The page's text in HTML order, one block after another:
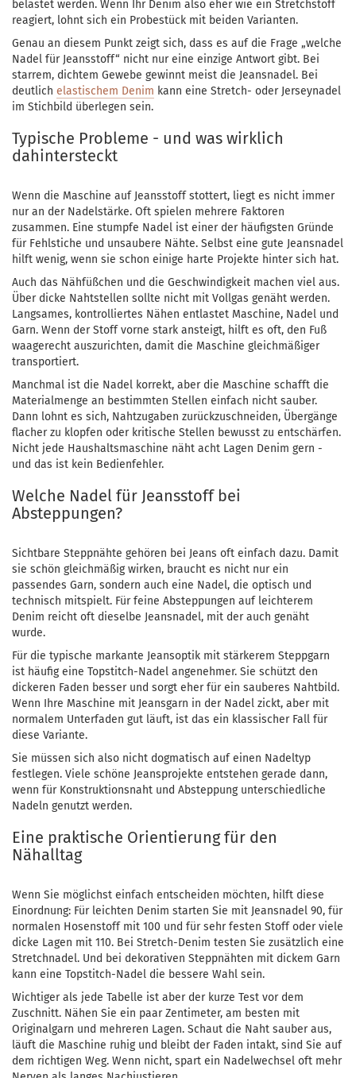
belastet werden. Wenn Ihr Denim also eher wie ein Stretchstoff
reagiert, lohnt sich ein Probestück mit beiden Varianten.
Genau an diesem Punkt zeigt sich, dass es auf die Frage „welche
Nadel für Jeansstoff“ nicht nur eine einzige Antwort gibt. Bei
starrem, dichtem Gewebe gewinnt meist die Jeansnadel. Bei
deutlich elastischem Denim kann eine Stretch- oder Jerseynadel
im Stichbild überlegen sein.
Typische Probleme - und was wirklich
dahintersteckt
Wenn die Maschine auf Jeansstoff stottert, liegt es nicht immer
nur an der Nadelstärke. Oft spielen mehrere Faktoren
zusammen. Eine stumpfe Nadel ist einer der häufigsten Gründe
für Fehlstiche und unsaubere Nähte. Selbst eine gute Jeansnadel
hilft wenig, wenn sie schon einige harte Projekte hinter sich hat.
Auch das Nähfüßchen und die Geschwindigkeit machen viel aus.
Über dicke Nahtstellen sollte nicht mit Vollgas genäht werden.
Langsames, kontrolliertes Nähen entlastet Maschine, Nadel und
Garn. Wenn der Stoff vorne stark ansteigt, hilft es oft, den Fuß
waagerecht auszurichten, damit die Maschine gleichmäßiger
transportiert.
Manchmal ist die Nadel korrekt, aber die Maschine schafft die
Materialmenge an bestimmten Stellen einfach nicht sauber.
Dann lohnt es sich, Nahtzugaben zurückzuschneiden, Übergänge
flacher zu klopfen oder kritische Stellen bewusst zu entschärfen.
Nicht jede Haushaltsmaschine näht acht Lagen Denim gern -
und das ist kein Bedienfehler.
Welche Nadel für Jeansstoff bei
Absteppungen?
Sichtbare Steppnähte gehören bei Jeans oft einfach dazu. Damit
sie schön gleichmäßig wirken, braucht es nicht nur ein
passendes Garn, sondern auch eine Nadel, die optisch und
technisch mitspielt. Für feine Absteppungen auf leichterem
Denim reicht oft dieselbe Jeansnadel, mit der auch genäht
wurde.
Für die typische markante Jeansoptik mit stärkerem Steppgarn
ist häufig eine Topstitch-Nadel angenehmer. Sie schützt den
dickeren Faden besser und sorgt eher für ein sauberes Nahtbild.
Wenn Ihre Maschine mit Jeansgarn in der Nadel zickt, aber mit
normalem Unterfaden gut läuft, ist das ein klassischer Fall für
diese Variante.
Sie müssen sich also nicht dogmatisch auf einen Nadeltyp
festlegen. Viele schöne Jeansprojekte entstehen gerade dann,
wenn für Konstruktionsnaht und Absteppung unterschiedliche
Nadeln genutzt werden.
Eine praktische Orientierung für den
Nähalltag
Wenn Sie möglichst einfach entscheiden möchten, hilft diese
Einordnung: Für leichten Denim starten Sie mit Jeansnadel 90, für
normalen Hosenstoff mit 100 und für sehr festen Stoff oder viele
dicke Lagen mit 110. Bei Stretch-Denim testen Sie zusätzlich eine
Stretchnadel. Und bei dekorativen Steppnähten mit dickem Garn
kann eine Topstitch-Nadel die bessere Wahl sein.
Wichtiger als jede Tabelle ist aber der kurze Test vor dem
Zuschnitt. Nähen Sie ein paar Zentimeter, am besten mit
Originalgarn und mehreren Lagen. Schaut die Naht sauber aus,
läuft die Maschine ruhig und bleibt der Faden intakt, sind Sie auf
dem richtigen Weg. Wenn nicht, spart ein Nadelwechsel oft mehr